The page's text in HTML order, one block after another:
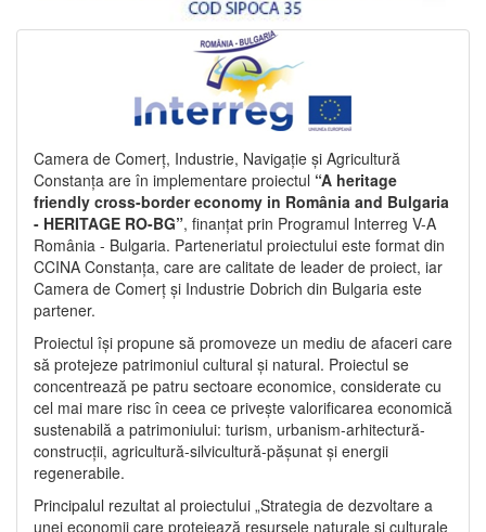
Camera de Comerț, Industrie, Navigație și Agricultură
Constanța are în implementare proiectul “A heritage
friendly cross-border economy in România and Bulgaria
- HERITAGE RO-BG”, finanțat prin Programul Interreg V-A
România - Bulgaria. Parteneriatul proiectului este format din
CCINA Constanța, care are calitate de leader de proiect, iar
Camera de Comerț și Industrie Dobrich din Bulgaria este
partener.
Proiectul își propune să promoveze un mediu de afaceri care
să protejeze patrimoniul cultural și natural. Proiectul se
concentrează pe patru sectoare economice, considerate cu
cel mai mare risc în ceea ce privește valorificarea economică
sustenabilă a patrimoniului: turism, urbanism-arhitectură-
construcții, agricultură-silvicultură-pășunat și energii
regenerabile.
Principalul rezultat al proiectului „Strategia de dezvoltare a
unei economii care protejează resursele naturale și culturale